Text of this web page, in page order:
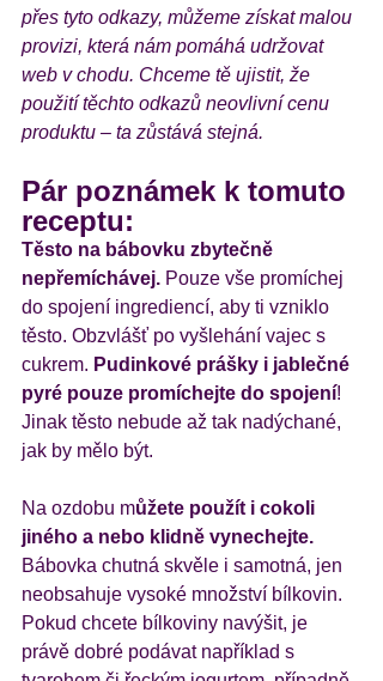
přes tyto odkazy, můžeme získat malou
provizi, která nám pomáhá udržovat
web v chodu. Chceme tě ujistit, že
použití těchto odkazů neovlivní cenu
produktu – ta zůstává stejná.
Pár poznámek k tomuto
receptu:
Těsto na bábovku zbytečně
nepřemíchávej. Pouze vše promíchej
do spojení ingrediencí, aby ti vzniklo
těsto. Obzvlášť po vyšlehání vajec s
cukrem. Pudinkové prášky i jablečné
pyré pouze promíchejte do spojení!
Jinak těsto nebude až tak nadýchané,
jak by mělo být.
Na ozdobu můžete použít i cokoli
jiného a nebo klidně vynechejte.
Bábovka chutná skvěle i samotná, jen
neobsahuje vysoké množství bílkovin.
Pokud chcete bílkoviny navýšit, je
právě dobré podávat například s